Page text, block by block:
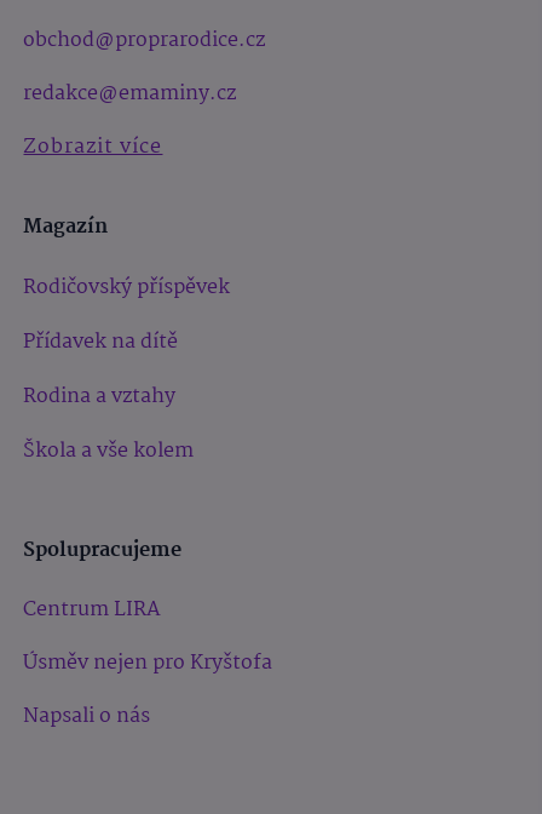
obchod@proprarodice.cz
redakce@emaminy.cz
Zobrazit více
Magazín
Rodičovský příspěvek
Přídavek na dítě
Rodina a vztahy
Škola a vše kolem
Spolupracujeme
Centrum LIRA
Úsměv nejen pro Kryštofa
Napsali o nás